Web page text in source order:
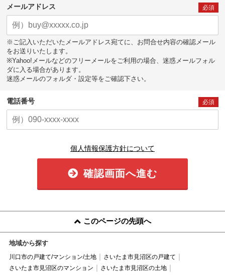
メールアドレス 必須
※ご記入いただいたメールアドレス宛てに、お問合せ内容の確認メール
をお送りいたします。
※Yahoo!メールなどのフリーメールをご利用の場合、迷惑メールフォル
ダに入る場合があります。
迷惑メールのフォルダ・設定等をご確認下さい。
電話番号 必須
個人情報保護方針について
確認画面へ進む
このページの先頭へ
地域から探す
川口市の戸建て/マンション/土地
さいたま市見沼区の戸建て
さいたま市見沼区のマンション
さいたま市見沼区の土地